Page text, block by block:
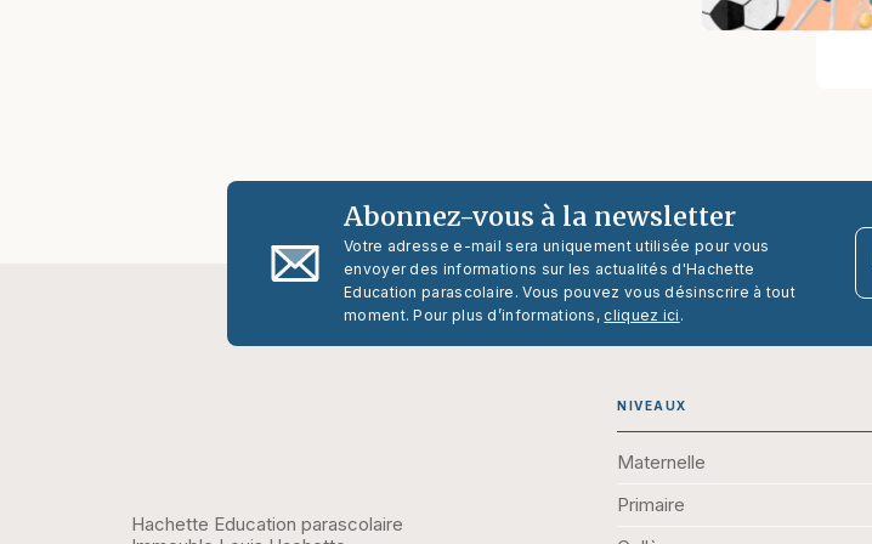
Abonnez-vous à la newsletter
Votre adresse e-mail sera uniquement utilisée pour vous
envoyer des informations sur les actualités d'Hachette
Education parascolaire. Vous pouvez vous désinscrire à tout
moment. Pour plus d’informations, cliquez ici .
Hachette Education parascolaire
NIVEAUX
Maternelle
Primaire